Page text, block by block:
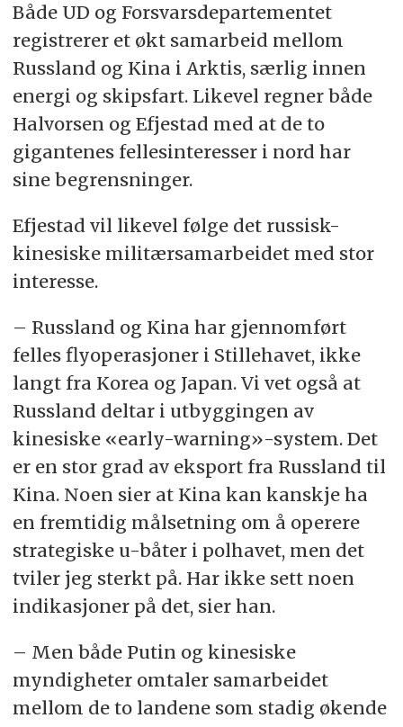
Både UD og Forsvarsdepartementet
registrerer et økt samarbeid mellom
Russland og Kina i Arktis, særlig innen
energi og skipsfart. Likevel regner både
Halvorsen og Efjestad med at de to
gigantenes fellesinteresser i nord har
sine begrensninger.
Efjestad vil likevel følge det russisk-
kinesiske militærsamarbeidet med stor
interesse.
– Russland og Kina har gjennomført
felles flyoperasjoner i Stillehavet, ikke
langt fra Korea og Japan. Vi vet også at
Russland deltar i utbyggingen av
kinesiske «early-warning»-system. Det
er en stor grad av eksport fra Russland til
Kina. Noen sier at Kina kan kanskje ha
en fremtidig målsetning om å operere
strategiske u-båter i polhavet, men det
tviler jeg sterkt på. Har ikke sett noen
indikasjoner på det, sier han.
– Men både Putin og kinesiske
myndigheter omtaler samarbeidet
mellom de to landene som stadig økende